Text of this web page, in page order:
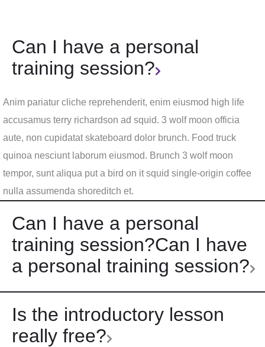
Can I have a personal
training session?
Anim pariatur cliche reprehenderit, enim eiusmod high life
accusamus terry richardson ad squid. 3 wolf moon officia
aute, non cupidatat skateboard dolor brunch. Food truck
quinoa nesciunt laborum eiusmod. Brunch 3 wolf moon
tempor, sunt aliqua put a bird on it squid single-origin coffee
nulla assumenda shoreditch et.
Can I have a personal
training session?Can I have
a personal training session?
Is the introductory lesson
really free?